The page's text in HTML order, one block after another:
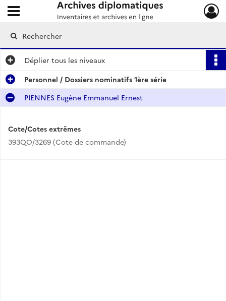
Archives diplomatiques
Ouvrir le menu déroulant
Déplier tous les niveaux
Personnel / Dossiers nominatifs 1ère série
PIENNES Eugène Emmanuel Ernest
Cote/Cotes extrêmes
393QO/3269 (Cote de commande)